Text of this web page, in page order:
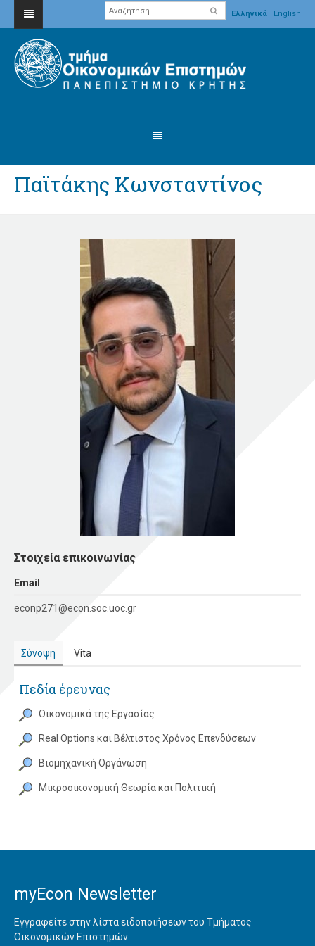
Ελληνικά English
Παϊτάκης Κωνσταντίνος
Στοιχεία επικοινωνίας
Εmail
econp271@econ.soc.uoc.gr
Σύνοψη Vita
Πεδία έρευνας
Οικονομικά της Εργασίας
Real Options και Βέλτιστος Χρόνος Επενδύσεων
Βιομηχανική Οργάνωση
Μικροοικονομική Θεωρία και Πολιτική
myEcon Newsletter
Εγγραφείτε στην λίστα ειδοποιήσεων του Τμήματος
Οικονομικών Επιστημών.